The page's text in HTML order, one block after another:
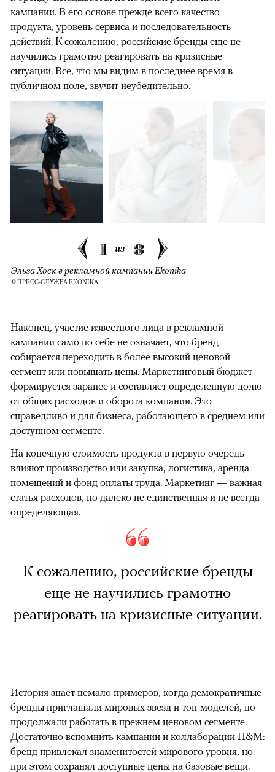
кампании. В его основе прежде всего качество
продукта, уровень сервиса и последовательность
действий. К сожалению, российские бренды еще не
научились грамотно реагировать на кризисные
ситуации. Все, что мы видим в последнее время в
публичном поле, звучит неубедительно.
1 из 8
Эльза Хоск в рекламной кампании Ekonika
© ПРЕСС-СЛУЖБА EKONIKA
Наконец, участие известного лица в рекламной
кампании само по себе не означает, что бренд
собирается переходить в более высокий ценовой
сегмент или повышать цены. Маркетинговый бюджет
формируется заранее и составляет определенную долю
от общих расходов и оборота компании. Это
справедливо и для бизнеса, работающего в среднем или
доступном сегменте.
На конечную стоимость продукта в первую очередь
влияют производство или закупка, логистика, аренда
помещений и фонд оплаты труда. Маркетинг — важная
статья расходов, но далеко не единственная и не всегда
определяющая.
К сожалению, российские бренды
еще не научились грамотно
реагировать на кризисные ситуации.
История знает немало примеров, когда демократичные
бренды приглашали мировых звезд и топ-моделей, но
продолжали работать в прежнем ценовом сегменте.
Достаточно вспомнить кампании и коллаборации H&M:
бренд привлекал знаменитостей мирового уровня, но
при этом сохранял доступные цены на базовые вещи.